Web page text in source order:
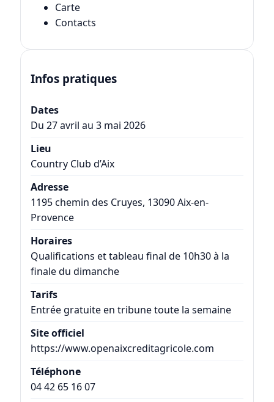
Carte
Contacts
Infos pratiques
Dates
Du 27 avril au 3 mai 2026
Lieu
Country Club d’Aix
Adresse
1195 chemin des Cruyes, 13090 Aix-en-
Provence
Horaires
Qualifications et tableau final de 10h30 à la
finale du dimanche
Tarifs
Entrée gratuite en tribune toute la semaine
Site officiel
https://www.openaixcreditagricole.com
Téléphone
04 42 65 16 07